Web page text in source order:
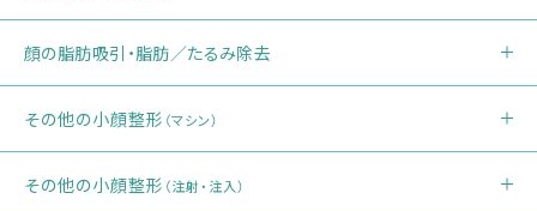
顔の脂肪吸引・脂肪／たるみ除去
その他の小顔整形 （マシン）
その他の小顔整形 （注射・注入）